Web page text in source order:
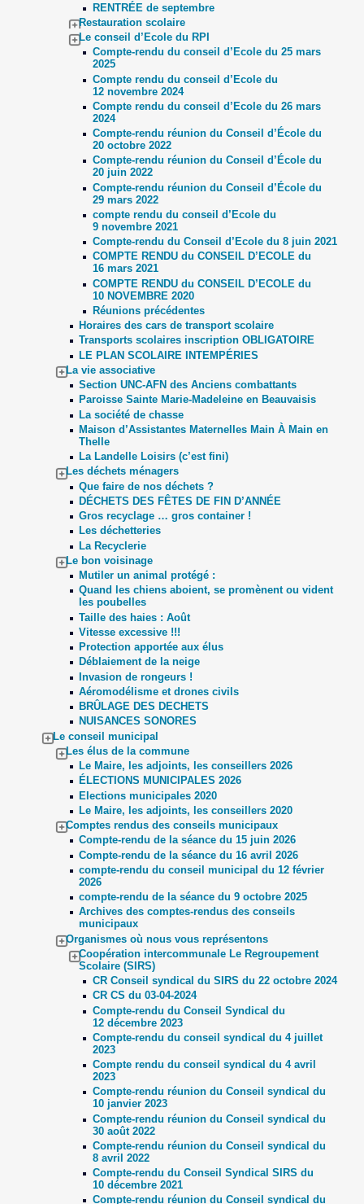
RENTRÉE de septembre
Restauration scolaire
Le conseil d’Ecole du RPI
Compte-rendu du conseil d’Ecole du 25 mars
2025
Compte rendu du conseil d’Ecole du
12 novembre 2024
Compte rendu du conseil d’Ecole du 26 mars
2024
Compte-rendu réunion du Conseil d’École du
20 octobre 2022
Compte-rendu réunion du Conseil d’École du
20 juin 2022
Compte-rendu réunion du Conseil d’École du
29 mars 2022
compte rendu du conseil d’Ecole du
9 novembre 2021
Compte-rendu du Conseil d’Ecole du 8 juin 2021
COMPTE RENDU du CONSEIL D’ECOLE du
16 mars 2021
COMPTE RENDU du CONSEIL D’ECOLE du
10 NOVEMBRE 2020
Réunions précédentes
Horaires des cars de transport scolaire
Transports scolaires inscription OBLIGATOIRE
LE PLAN SCOLAIRE INTEMPÉRIES
La vie associative
Section UNC-AFN des Anciens combattants
Paroisse Sainte Marie-Madeleine en Beauvaisis
La société de chasse
Maison d’Assistantes Maternelles Main À Main en
Thelle
La Landelle Loisirs (c’est fini)
Les déchets ménagers
Que faire de nos déchets ?
DÉCHETS DES FÊTES DE FIN D’ANNÉE
Gros recyclage … gros container !
Les déchetteries
La Recyclerie
Le bon voisinage
Mutiler un animal protégé :
Quand les chiens aboient, se promènent ou vident
les poubelles
Taille des haies : Août
Vitesse excessive !!!
Protection apportée aux élus
Déblaiement de la neige
Invasion de rongeurs !
Aéromodélisme et drones civils
BRÛLAGE DES DECHETS
NUISANCES SONORES
Le conseil municipal
Les élus de la commune
Le Maire, les adjoints, les conseillers 2026
ÉLECTIONS MUNICIPALES 2026
Elections municipales 2020
Le Maire, les adjoints, les conseillers 2020
Comptes rendus des conseils municipaux
Compte-rendu de la séance du 15 juin 2026
Compte-rendu de la séance du 16 avril 2026
compte-rendu du conseil municipal du 12 février
2026
compte-rendu de la séance du 9 octobre 2025
Archives des comptes-rendus des conseils
municipaux
Organismes où nous vous représentons
Coopération intercommunale Le Regroupement
Scolaire (SIRS)
CR Conseil syndical du SIRS du 22 octobre 2024
CR CS du 03-04-2024
Compte-rendu du Conseil Syndical du
12 décembre 2023
Compte-rendu du conseil syndical du 4 juillet
2023
Compte rendu du conseil syndical du 4 avril
2023
Compte-rendu réunion du Conseil syndical du
10 janvier 2023
Compte-rendu réunion du Conseil syndical du
30 août 2022
Compte-rendu réunion du Conseil syndical du
8 avril 2022
Compte-rendu du Conseil Syndical SIRS du
10 décembre 2021
Compte-rendu réunion du Conseil syndical du